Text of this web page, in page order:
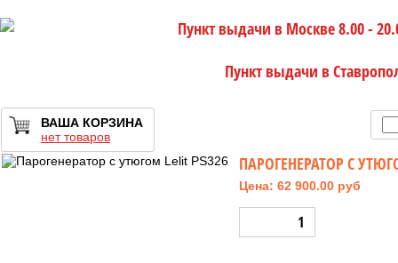
Пункт выдачи в Москве 8.00 -
Пункт выдачи в
ВАША КОРЗИНА
нет товаров
ПАРОГЕНЕРАТОР С
Цена: 62 900.00 руб